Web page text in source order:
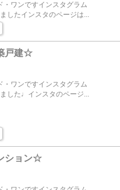
・ワンですインスタグラム
したインスタのページは...
戸建☆
・ワンですインスタグラム
した♩インスタのページ...
ション☆